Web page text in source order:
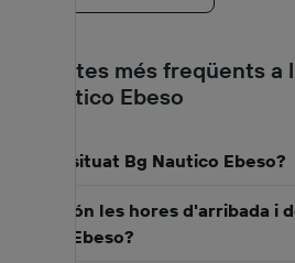
Preguntes més freqüents a
Bg Nautico Ebeso
On està situat Bg Nautico Ebeso?
Quines són les hores d'arribada i
Nautico Ebeso?